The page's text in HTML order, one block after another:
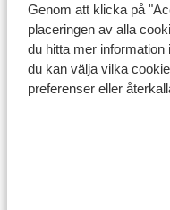
Genom att klicka på
placeringen av alla
du hitta mer
du kan välja vilka
preferenser eller
Du måste ha ett
Om du inte har
att kontrollera om
ambassaden för det